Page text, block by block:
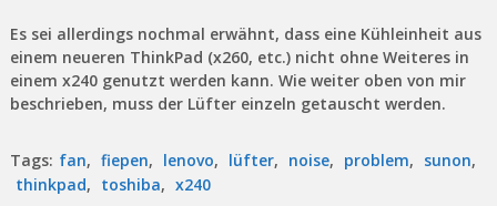
Es sei allerdings nochmal erwähnt, dass eine Kühleinheit aus
einem neueren ThinkPad (x260, etc.) nicht ohne Weiteres in
einem x240 genutzt werden kann. Wie weiter oben von mir
beschrieben, muss der Lüfter einzeln getauscht werden.
Tags: fan, fiepen, lenovo, lüfter, noise, problem, sunon,
thinkpad, toshiba, x240